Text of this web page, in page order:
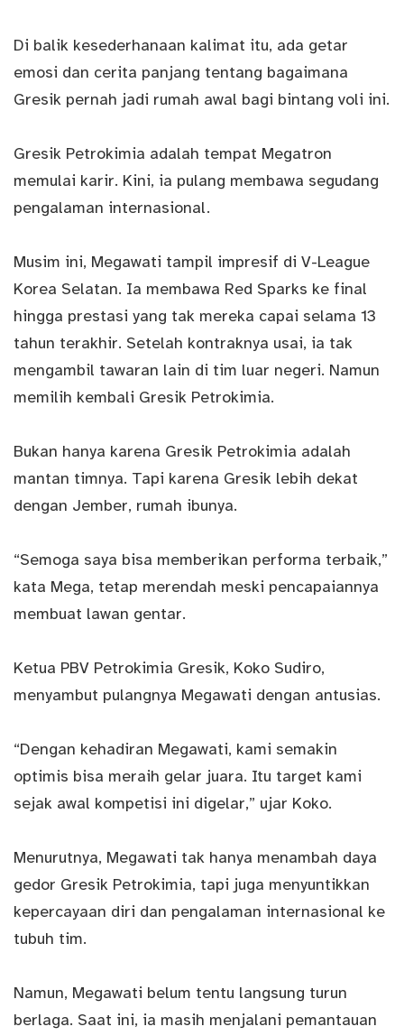
Di balik kesederhanaan kalimat itu, ada getar
emosi dan cerita panjang tentang bagaimana
Gresik pernah jadi rumah awal bagi bintang voli ini.
Gresik Petrokimia adalah tempat Megatron
memulai karir. Kini, ia pulang membawa segudang
pengalaman internasional.
Musim ini, Megawati tampil impresif di V-League
Korea Selatan. Ia membawa Red Sparks ke final
hingga prestasi yang tak mereka capai selama 13
tahun terakhir. Setelah kontraknya usai, ia tak
mengambil tawaran lain di tim luar negeri. Namun
memilih kembali Gresik Petrokimia.
Bukan hanya karena Gresik Petrokimia adalah
mantan timnya. Tapi karena Gresik lebih dekat
dengan Jember, rumah ibunya.
“Semoga saya bisa memberikan performa terbaik,”
kata Mega, tetap merendah meski pencapaiannya
membuat lawan gentar.
Ketua PBV Petrokimia Gresik, Koko Sudiro,
menyambut pulangnya Megawati dengan antusias.
“Dengan kehadiran Megawati, kami semakin
optimis bisa meraih gelar juara. Itu target kami
sejak awal kompetisi ini digelar,” ujar Koko.
Menurutnya, Megawati tak hanya menambah daya
gedor Gresik Petrokimia, tapi juga menyuntikkan
kepercayaan diri dan pengalaman internasional ke
tubuh tim.
Namun, Megawati belum tentu langsung turun
berlaga. Saat ini, ia masih menjalani pemantauan